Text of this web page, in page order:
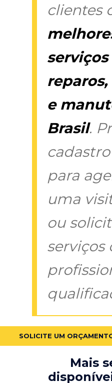
clientes
serviços
e
Brasil.
para
uma
ou
serviços
SOLICITE UM
Mais